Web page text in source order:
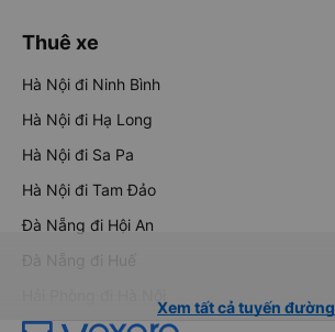
Thuê xe
Hà Nội đi Ninh Bình
Hà Nội đi Hạ Long
Hà Nội đi Sa Pa
Hà Nội đi Tam Đảo
Đà Nẵng đi Hội An
Đà Nẵng đi Huế
Xem tất cả tuyến đường